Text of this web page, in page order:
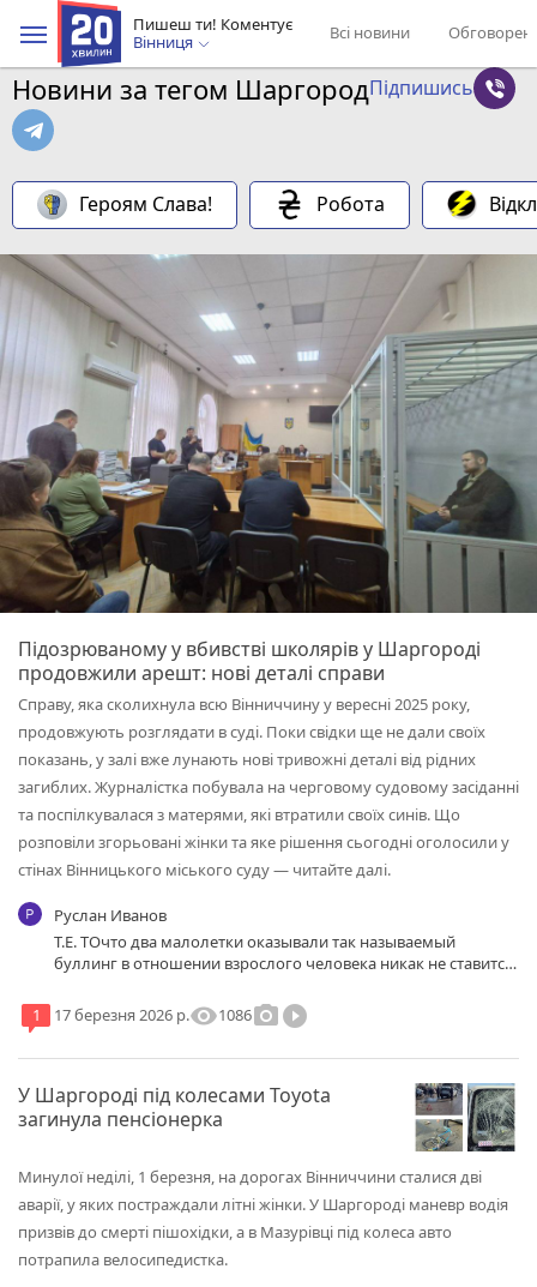
Пишеш ти! Коментує
Вінниця
Всі новини
Новини за тегом ШаргородПідпишись
Героям Слава! Робота
Підозрюваному у вбивстві школярів у Шаргороді
продовжили арешт: нові деталі справи
Справу, яка сколихнула всю Вінниччину у вересні 2025 року,
продовжують розглядати в суді. Поки свідки ще не дали своїх
показань, у залі вже лунають нові тривожні деталі від рідних
загиблих. Журналістка побувала на черговому судовому засіданні
та поспілкувалася з матерями, які втратили своїх синів. Що
розповіли згорьовані жінки та яке рішення сьогодні оголосили у
стінах Вінницького міського суду — читайте далі.
Руслан Иванов
Т.Е. ТОчто два малолетки оказывали так называемый
буллинг в отношении взрослого человека никак не ставится
ни в чем не винных детей, просто матери не дали им
должного воспитания
1 17 березня 2026 р.visibility1086photo_cameraplay_circle_filled
У Шаргороді під колесами Toyota
загинула пенсіонерка
Минулої неділі, 1 березня, на дорогах Вінниччини сталися дві
аварії, у яких постраждали літні жінки. У Шаргороді маневр водія
призвів до смерті пішохідки, а в Мазурівці під колеса авто
потрапила велосипедистка.